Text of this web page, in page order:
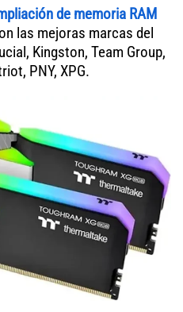
de memoria RAM
las mejoras marcas del
Kingston, Team Group,
PNY, XPG.